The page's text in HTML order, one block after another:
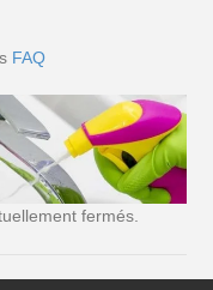
FAQ
fermés.